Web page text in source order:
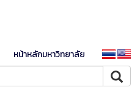
หน้าหลักมหาวิทยาลัย